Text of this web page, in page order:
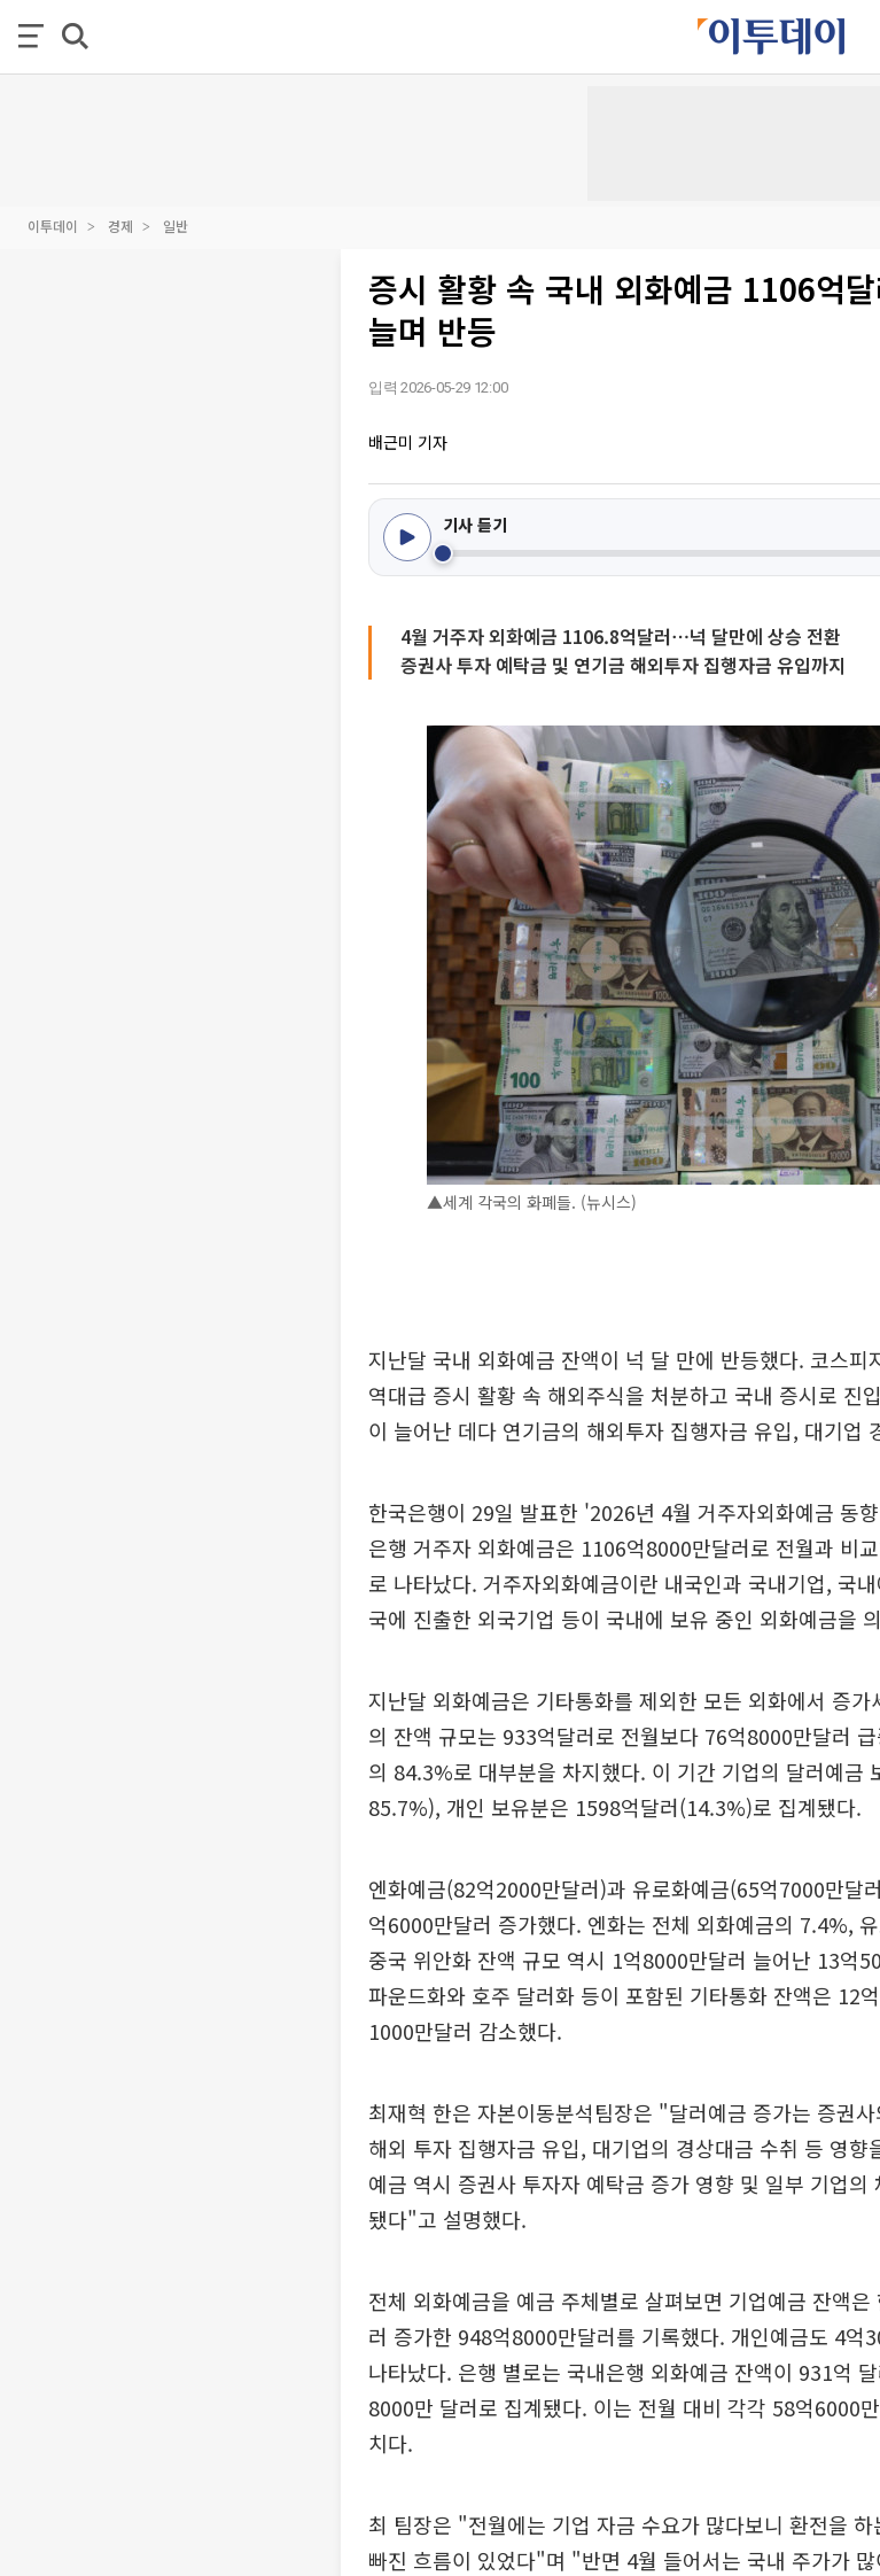
이투데이 경제 일반
증시 활황 속 국내 외화예금 1106억
늘며 반등
입력 2026-05-29 12:00
배근미 기자
기사 듣기
4월 거주자 외화예금 1106.8억달러⋯넉 달만에 상승 전환
증권사 투자 예탁금 및 연기금 해외투자 집행자금 유입까지
▲세계 각국의 화폐들. (뉴시스)
지난달 국내 외화예금 잔액이 넉 달 만에 반등했다. 코스
역대급 증시 활황 속 해외주식을 처분하고 국내 증시로 진
이 늘어난 데다 연기금의 해외투자 집행자금 유입, 대기업
한국은행이 29일 발표한 '2026년 4월 거주자외화예금 동
은행 거주자 외화예금은 1106억8000만달러로 전월과 비
로 나타났다. 거주자외화예금이란 내국인과 국내기업, 국
국에 진출한 외국기업 등이 국내에 보유 중인 외화예금을
지난달 외화예금은 기타통화를 제외한 모든 외화에서 증
의 잔액 규모는 933억달러로 전월보다 76억8000만달러
의 84.3%로 대부분을 차지했다. 이 기간 기업의 달러예금
85.7%), 개인 보유분은 1598억달러(14.3%)로 집계됐다.
엔화예금(82억2000만달러)과 유로화예금(65억7000만달
억6000만달러 증가했다. 엔화는 전체 외화예금의 7.4%,
중국 위안화 잔액 규모 역시 1억8000만달러 늘어난 13억
파운드화와 호주 달러화 등이 포함된 기타통화 잔액은 12
1000만달러 감소했다.
최재혁 한은 자본이동분석팀장은 "달러예금 증가는 증권
해외 투자 집행자금 유입, 대기업의 경상대금 수취 등 영
예금 역시 증권사 투자자 예탁금 증가 영향 및 일부 기업의
됐다"고 설명했다.
전체 외화예금을 예금 주체별로 살펴보면 기업예금 잔액
러 증가한 948억8000만달러를 기록했다. 개인예금도 4억
나타났다. 은행 별로는 국내은행 외화예금 잔액이 931억
8000만 달러로 집계됐다. 이는 전월 대비 각각 58억6000
치다.
최 팀장은 "전월에는 기업 자금 수요가 많다보니 환전을
빠진 흐름이 있었다"며 "반면 4월 들어서는 국내 주가가